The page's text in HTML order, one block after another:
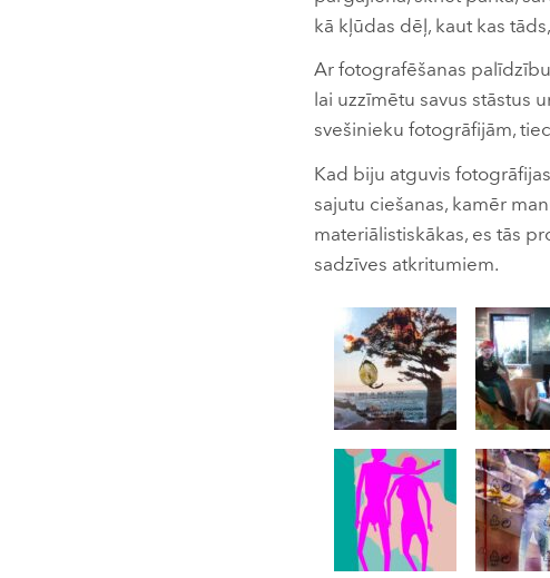
kā kļūdas dēļ, kaut kas
Ar fotografēšanas
lai uzzīmētu savus stāstus
svešinieku fotogrāfijām,
Kad biju atguvis
sajutu ciešanas, kamēr
materiālistiskākas, es tās
sadzīves atkritumiem.